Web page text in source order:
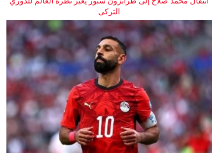
التركي